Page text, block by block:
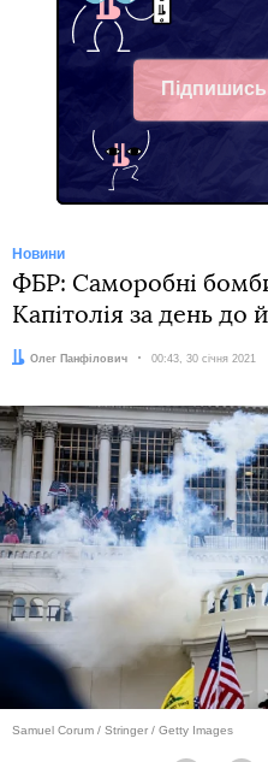
Facebook
Новини
ФБР: Саморобні
Капітолія за день до
Автор:
Олег Панфілович Дата:
00:43, 30 січня 2021
Samuel Corum / Stringer / Getty Images